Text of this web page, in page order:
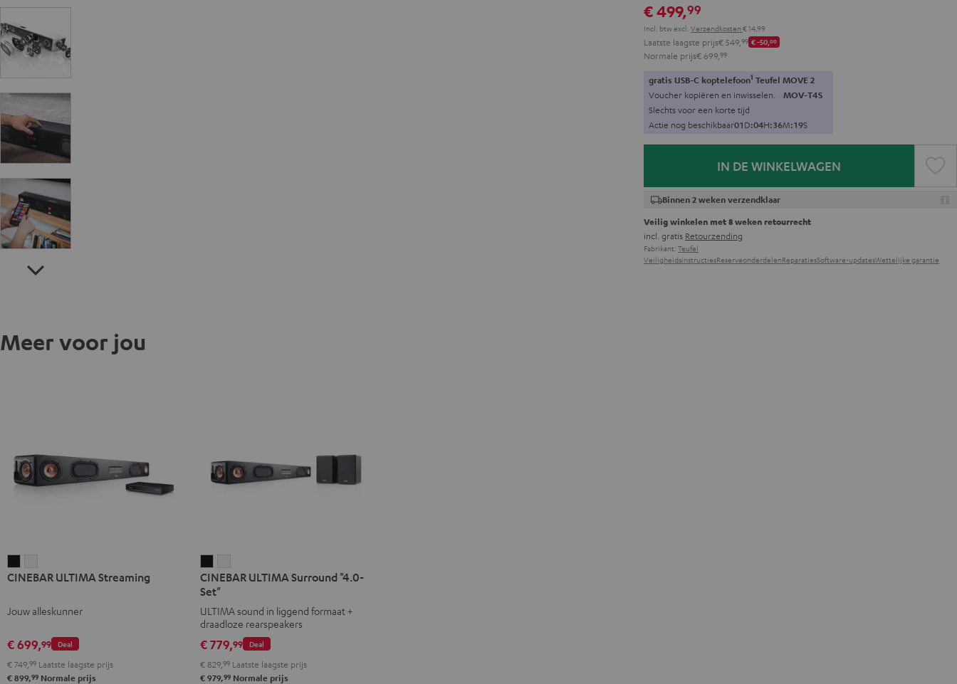
€ 499,99
Incl. btwexcl. Verzendkosten € 14,99
Laatste laagste prijs€ 549, 99 € -50,00
Normale prijs€ 699, 99
gratis USB-C koptelefoon1 Teufel MOVE 2
Voucher kopiëren en inwisselen. MOV-T4S
Slechts voor een korte tijd
Actie nog beschikbaar01D:04H:36M:18S
IN DE WINKELWAGEN
Binnen 2 weken verzendklaar
Veilig winkelen met 8 weken retourrecht
incl. gratis Retourzending
Fabrikant: Teufel
VeiligheidsinstructiesReserveonderdelenReparatiesSoftware-updatesWettelijke garantie
Meer voor jou
ULTIMA
Zwart
ULTIMA
Wit
CINEBAR ULTIMA Streaming
Jouw alleskunner
Deal
€ 699,99
€ 749, 99 Laatste laagste prijs
€ 899,99 Normale prijs
ULTIMA
Surround
"4.0-
Set"
Zwart
ULTIMA
"4.0-
Set"
Wit
CINEBAR ULTIMA Surround "4.0-
Set"
ULTIMA sound in liggend formaat +
draadloze rearspeakers
Deal
€ 779,99
€ 829, 99Laatste laagste prijs
€ 979,99Normale prijs